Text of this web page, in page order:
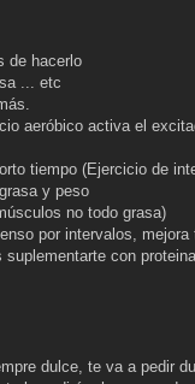
de hacerlo
... etc
aeróbico activa el
tiempo (Ejercicio de
y peso
no todo grasa)
por intervalos, mejora
con
dulce, te va a pedir